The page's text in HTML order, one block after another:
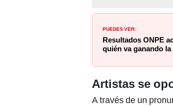
PUEDES VER:
Resultados ONPE
quién va ganando
Artistas se
A través de un